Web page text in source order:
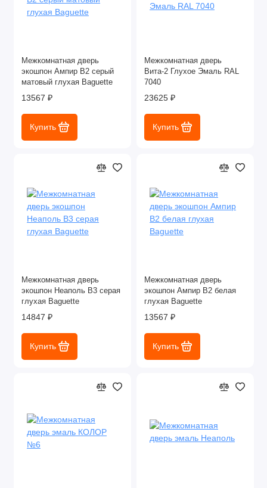
Межкомнатная дверь
экошпон Ампир В2 серый
матовый глухая Baguette
13567 ₽
Купить
Межкомнатная дверь
Вита-2 Глухое Эмаль RAL
7040
23625 ₽
Купить
Межкомнатная дверь
экошпон Неаполь В3 серая
глухая Baguette
14847 ₽
Купить
Межкомнатная дверь
экошпон Ампир В2 белая
глухая Baguette
13567 ₽
Купить